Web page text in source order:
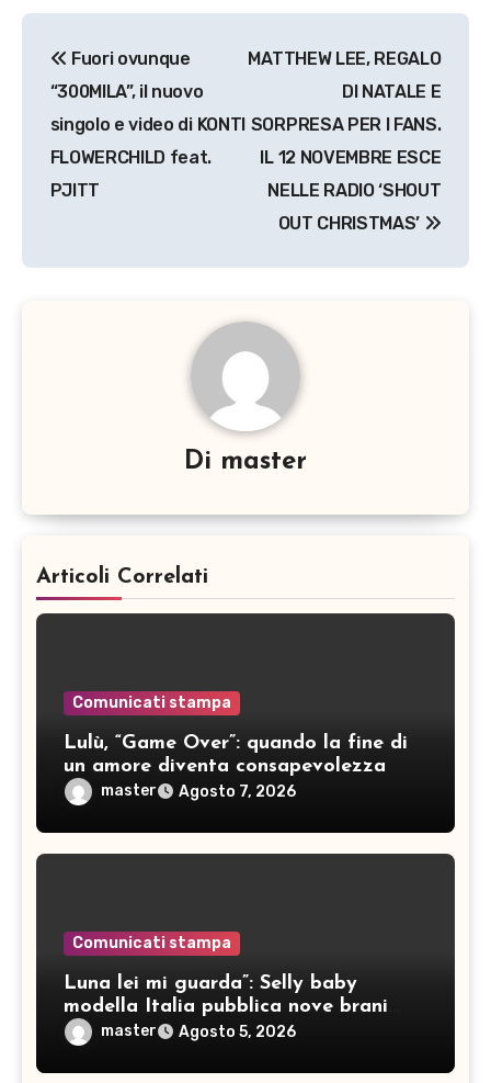
articoli
Fuori ovunque
“300MILA”, il nuovo
singolo e video di KONTI
FLOWERCHILD feat.
PJITT
MATTHEW LEE, REGALO
DI NATALE E
SORPRESA PER I FANS.
IL 12 NOVEMBRE ESCE
NELLE RADIO ‘SHOUT
OUT CHRISTMAS’
Di master
Articoli Correlati
Comunicati stampa
Lulù, “Game Over”: quando la fine di
un amore diventa consapevolezza
master Agosto 7, 2026
Comunicati stampa
Luna lei mi guarda”: Selly baby
modella Italia pubblica nove brani
ineditimaster Agosto 5, 2026